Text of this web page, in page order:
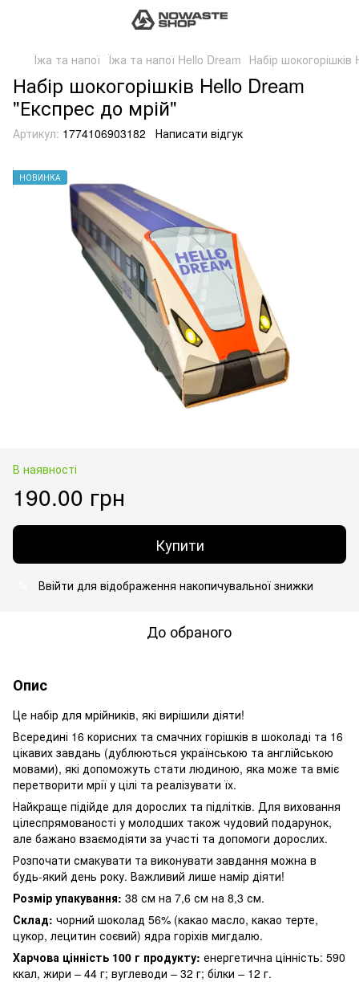
Їжа та напої Їжа та напої Hello Dream Набір
Набір шокогорішків Hello Dream
"Експрес до мрій"
Артикул: 1774106903182 Написати відгук
НОВИНКА
В наявності
190.00 грн
Купити
Ввійти для відображення накопичувальної знижки
До обраного
Опис
Це набір для мрійників, які вирішили діяти!
Всередині 16 корисних та смачних горішків в шоколаді та 16
цікавих завдань (дублюються українською та англійською
мовами), які допоможуть стати людиною, яка може та вміє
перетворити мрії у цілі та реалізувати їх.
Найкраще підійде для дорослих та підлітків. Для виховання
цілеспрямованості у молодших також чудовий подарунок,
але бажано взаємодіяти за участі та допомоги дорослих.
Розпочати смакувати та виконувати завдання можна в
будь-який день року. Важливий лише намір діяти!
Розмір упакування: 38 см на 7,6 см на 8,3 см.
Склад: чорний шоколад 56% (какао масло, какао терте,
цукор, лецитин соєвий) ядра горіхів мигдалю.
Харчова цінність 100 г продукту: енергетична цінність: 590
ккал, жири – 44 г; вуглеводи – 32 г; білки – 12 г.